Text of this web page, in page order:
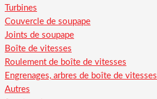
Turbines
Couvercle de soupape
Joints de soupape
Boîte de vitesses
Roulement de boîte de vitesses
Engrenages, arbres de boîte de vitesses
Autres